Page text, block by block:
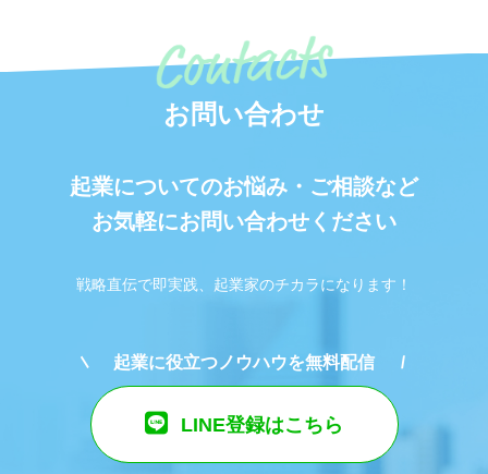
お問い合わせ
起業についてのお悩み・ご相談など
お気軽にお問い合わせください
戦略直伝で即実践、起業家のチカラになります！
起業に役立つノウハウを無料配信
LINE登録はこちら